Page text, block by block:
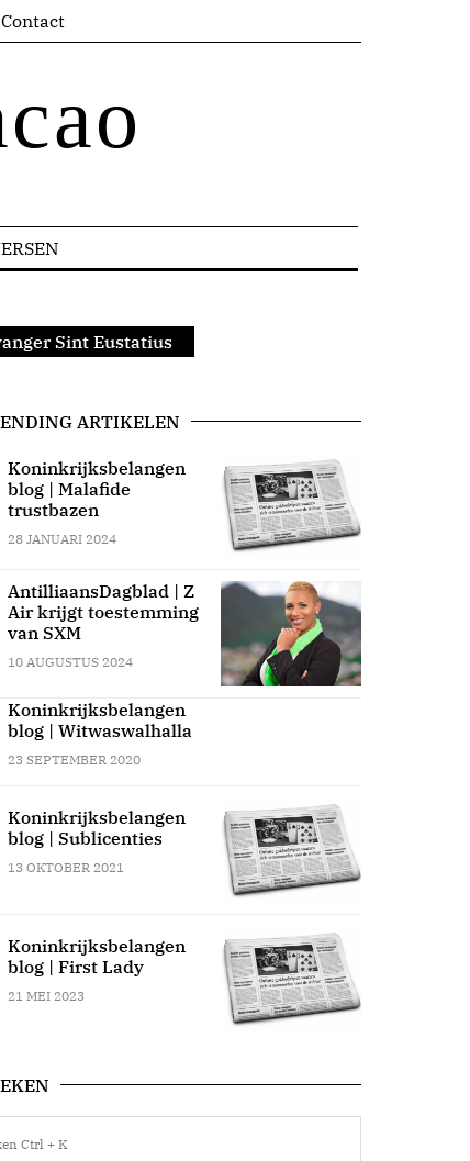
Contact
Sint Eustatius
ARTIKELEN
Koninkrijksbelangen
blog | Malafide
trustbazen
28 JANUARI 2024
AntilliaansDagblad | Z
Air krijgt toestemming
van SXM
10 AUGUSTUS 2024
Koninkrijksbelangen
blog | Witwaswalhalla
23 SEPTEMBER 2020
Koninkrijksbelangen
blog | Sublicenties
13 OKTOBER 2021
Koninkrijksbelangen
blog | First Lady
21 MEI 2023